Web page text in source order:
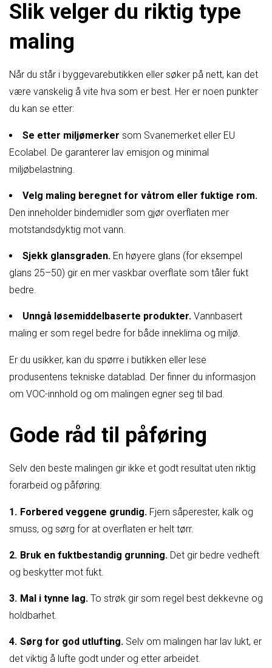
Slik velger du riktig type
maling
Når du står i byggevarebutikken eller søker på nett, kan det
være vanskelig å vite hva som er best. Her er noen punkter
du kan se etter:
Se etter miljømerker som Svanemerket eller EU
Ecolabel. De garanterer lav emisjon og minimal
miljøbelastning.
Velg maling beregnet for våtrom eller fuktige rom.
Den inneholder bindemidler som gjør overflaten mer
motstandsdyktig mot vann.
Sjekk glansgraden. En høyere glans (for eksempel
glans 25–50) gir en mer vaskbar overflate som tåler fukt
bedre.
Unngå løsemiddelbaserte produkter. Vannbasert
maling er som regel bedre for både inneklima og miljø.
Er du usikker, kan du spørre i butikken eller lese
produsentens tekniske datablad. Der finner du informasjon
om VOC-innhold og om malingen egner seg til bad.
Gode råd til påføring
Selv den beste malingen gir ikke et godt resultat uten riktig
forarbeid og påføring.
Forbered veggene grundig. Fjern såperester, kalk og
smuss, og sørg for at overflaten er helt tørr.
Bruk en fuktbestandig grunning. Det gir bedre vedheft
og beskytter mot fukt.
Mal i tynne lag. To strøk gir som regel best dekkevne og
holdbarhet.
Sørg for god utlufting. Selv om malingen har lav lukt, er
det viktig å lufte godt under og etter arbeidet.